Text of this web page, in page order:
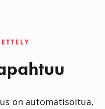
on automatisoitua,